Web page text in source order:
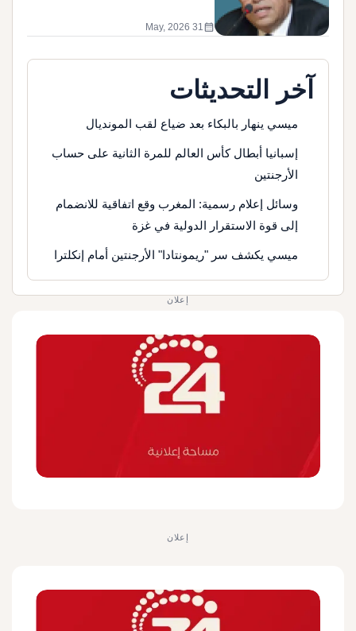
calendar_month
31 May, 2026
آخر التحديثات
ميسي ينهار بالبكاء بعد ضياع لقب المونديال
إسبانيا أبطال كأس العالم للمرة الثانية على حساب
الأرجنتين
وسائل إعلام رسمية: المغرب وقع اتفاقية للانضمام
إلى قوة الاستقرار الدولية في غزة
ميسي يكشف سر "ريمونتادا" الأرجنتين أمام إنكلترا
إعلان
إعلان